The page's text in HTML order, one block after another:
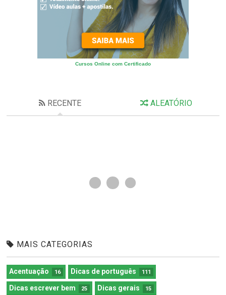
Cursos Online com Certificado
RECENTE ALEATÓRIO
MAIS CATEGORIAS
Acentuação 16 Dicas de português 111
Dicas escrever bem 25 Dicas gerais 15